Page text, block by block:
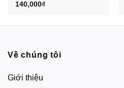
140,000₫
Về chúng tôi
Giới thiệu